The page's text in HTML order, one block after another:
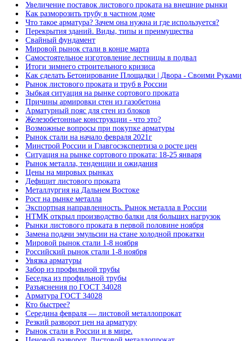
Увеличение поставок листового проката на внешние рынки
Как разморозить трубу в частном доме
Что такое арматура? Зачем она нужна и где используется?
Перекрытия зданий. Виды, типы и преимущества
Свайный фундамент
Мировой рынок стали в конце марта
Самостоятельное изготовление лестницы в подвал
Итоги зимнего строительного кризиса
Как сделать Бетонирование Площадки | Двора - Своими Руками
Рынок листового проката и труб в России
Зыбкая ситуация на рынке сортового проката
Причины армировки стен из газобетона
Арматурный пояс для стен из блоков
Железобетонные конструкции - что это?
Возможные вопросы при покупке арматуры
Рынок стали на начало февраля 2021г
Минстрой России и Главгосэкспертиза о росте цен
Ситуация на рынке сортового проката: 18-25 января
Рынок металла, тенденции и ожидания
Цены на мировых рынках
Дефицит листового проката
Металлургия на Дальнем Востоке
Рост на рынке металла
Экспортная направленность. Рынок металла в России
НТМК открыл производство балки для больших нагрузок
Рынки листового проката в первой половине ноября
Замена подачи эмульсии на стане холодной прокатки
Мировой рынок стали 1-8 ноября
Российский рынок стали 1-8 ноября
Увязка арматуры
Забор из профильной трубы
Беседка из профильной трубы
Разъяснения по ГОСТ 34028
Арматура ГОСТ 34028
Кто быстрее?
Середина февраля — листовой металлопрокат
Резкий разворот цен на арматуру
Рынок стали в России и в мире.